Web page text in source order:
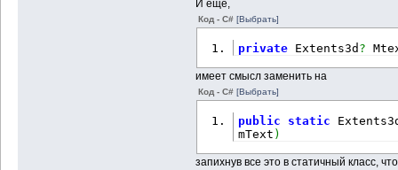
И еще,
Код - C# [Выбрать]
private Extents3d ?
имеет смысл заменить на
Код - C# [Выбрать]
public static
mText )
запихнув все это в статичный класс,